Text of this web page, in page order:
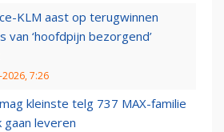
KLM aast op terugwinnen
van ‘hoofdpijn bezorgend’
2026, 7:26
kleinste telg 737 MAX-familie
gaan leveren